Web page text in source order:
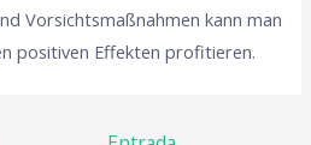
Vorsichtsmaßnahmen kann man
positiven Effekten profitieren.